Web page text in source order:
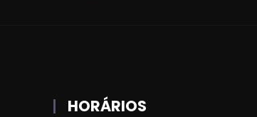
HORÁRIOS